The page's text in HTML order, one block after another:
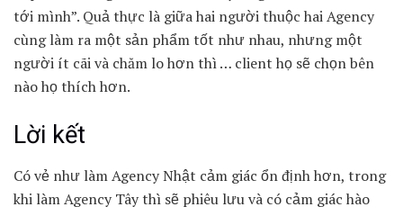
tới mình”. Quả thực là giữa hai người thuộc hai Agency
cùng làm ra một sản phẩm tốt như nhau, nhưng một
người ít cãi và chăm lo hơn thì … client họ sẽ chọn bên
nào họ thích hơn.
Lời kết
Có vẻ như làm Agency Nhật cảm giác ổn định hơn, trong
khi làm Agency Tây thì sẽ phiêu lưu và có cảm giác hào